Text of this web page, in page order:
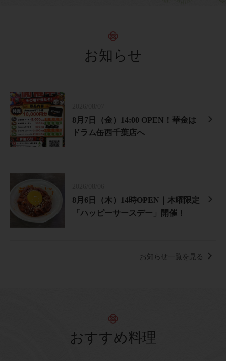
お知らせ
8月7日（金）14:00 OPEN！華金は
ドラム缶西千葉店へ
8月6日（木）14時OPEN｜木曜限定
「ハッピーサースデー」開催！
お知らせ一覧を見る
おすすめ料理